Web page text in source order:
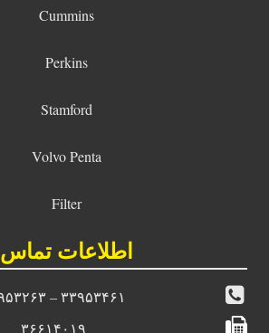
Cummins
Perkins
Stamford
Volvo Penta
Filter
اطلاعات تماس
۳۳۹۵۳۴۶۱ – ۳۳۹۵۳۲۶۳
۳۶۶۱۴۰۱۹